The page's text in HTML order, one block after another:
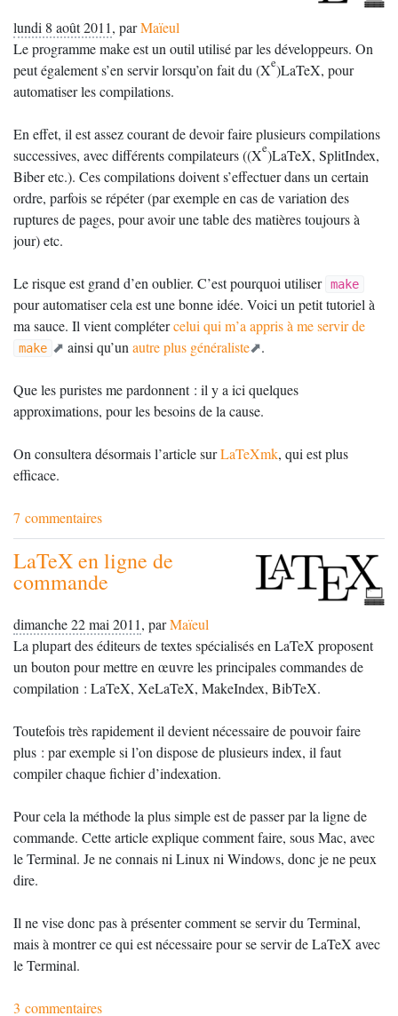
lundi 8 août 2011, parMaïeul
Le programme make est un outil utilisé par les développeurs. On
peut également s’en servir lorsqu’on fait du (Xe)LaTeX, pour
automatiser les compilations.
En effet, il est assez courant de devoir faire plusieurs compilations
successives, avec différents compilateurs ((Xe)LaTeX, SplitIndex,
Biber etc.). Ces compilations doivent s’effectuer dans un certain
ordre, parfois se répéter (par exemple en cas de variation des
ruptures de pages, pour avoir une table des matières toujours à
jour) etc.
Le risque est grand d’en oublier. C’est pourquoi utiliser make
pour automatiser cela est une bonne idée. Voici un petit tutoriel à
ma sauce. Il vient complétercelui qui m’a appris à me servir de
make ainsi qu’un autre plus généraliste .
Que les puristes me pardonnent : il y a ici quelques
approximations, pour les besoins de la cause.
On consultera désormais l’article surLaTeXmk, qui est plus
efficace.
7 commentaires
LaTeX en ligne de
commande
dimanche 22 mai 2011, parMaïeul
La plupart des éditeurs de textes spécialisés en LaTeX proposent
un bouton pour mettre en œuvre les principales commandes de
compilation : LaTeX, XeLaTeX, MakeIndex, BibTeX.
Toutefois très rapidement il devient nécessaire de pouvoir faire
plus : par exemple si l’on dispose de plusieurs index, il faut
compiler chaque fichier d’indexation.
Pour cela la méthode la plus simple est de passer par la ligne de
commande. Cette article explique comment faire, sous Mac, avec
le Terminal. Je ne connais ni Linux ni Windows, donc je ne peux
dire.
Il ne vise donc pas à présenter comment se servir du Terminal,
mais à montrer ce qui est nécessaire pour se servir de LaTeX avec
le Terminal.
3 commentaires